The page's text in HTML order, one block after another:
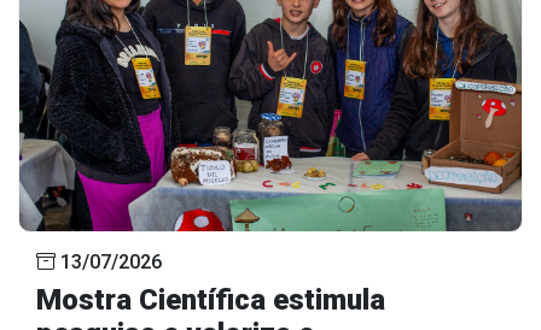
13/07/2026
Mostra Científica estimula